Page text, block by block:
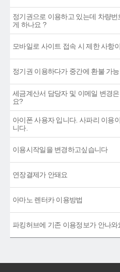
정기권으로 이용하고 있는데 차량번
게 하나요 ?
모바일로 사이트 접속 시 제한 사항
정기권 이용하다가 중간에 환불 가
세금계산서 담당자 및 이메일 변경
요?
아이폰 사용자 입니다. 사파리 이용
니다.
이용시작일을 변경하고싶습니다
연장결제가 안돼요
아마노 렌터카 이용방법
파킹허브에 기존 이용정보가 안나와